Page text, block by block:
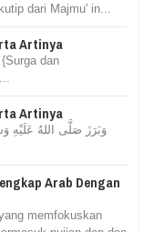
dari Majmu' in...
Artinya
Artinya
وَبَرَزَ صَلَّى اللهُ عَلَيْهِ
Arab Dengan
memfokuskan